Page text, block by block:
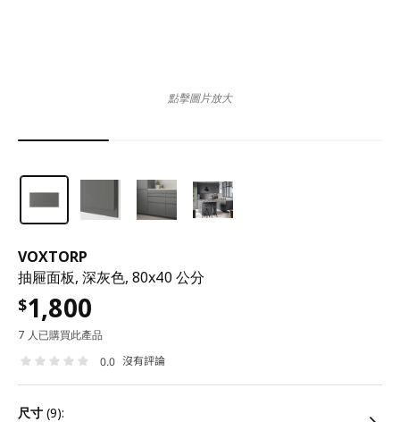
VOXTORP
抽屜面板, 深灰色, 80x40 公分
$1,800
7 人已購買此產品
0.0 沒有評論
尺寸 (9):
點擊圖片放大